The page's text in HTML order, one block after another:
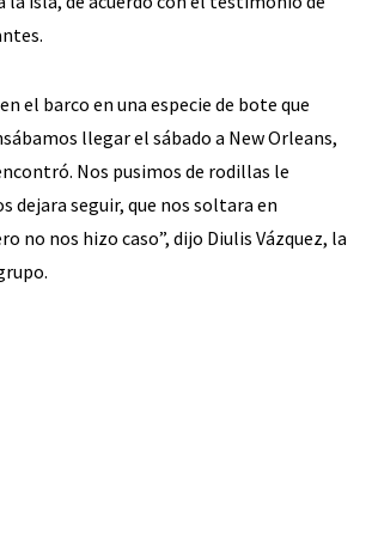
el barco en una especie de bote que
llegar el sábado a New Orleans,
Nos pusimos de rodillas le
dejara seguir, que nos soltara en
no nos hizo caso”, dijo Diulis Vázquez, la